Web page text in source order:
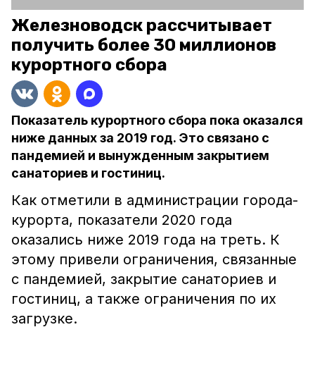
Железноводск рассчитывает
получить более 30 миллионов
курортного сбора
Показатель курортного сбора пока оказался
ниже данных за 2019 год. Это связано с
пандемией и вынужденным закрытием
санаториев и гостиниц.
Как отметили в администрации города-
курорта, показатели 2020 года
оказались ниже 2019 года на треть. К
этому привели ограничения, связанные
с пандемией, закрытие санаториев и
гостиниц, а также ограничения по их
загрузке.